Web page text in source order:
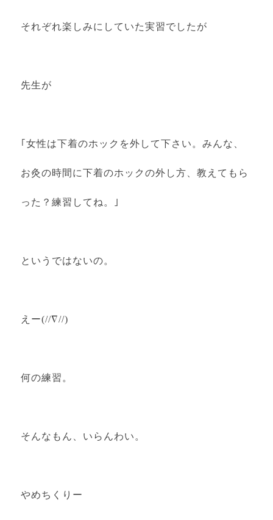
それぞれ楽しみにしていた実習でしたが
先生が
｢女性は下着のホックを外して下さい。みんな、
お灸の時間に下着のホックの外し方、教えてもら
った？練習してね。｣
というではないの。
えー(//∇//)
何の練習。
そんなもん、いらんわい。
やめちくりー